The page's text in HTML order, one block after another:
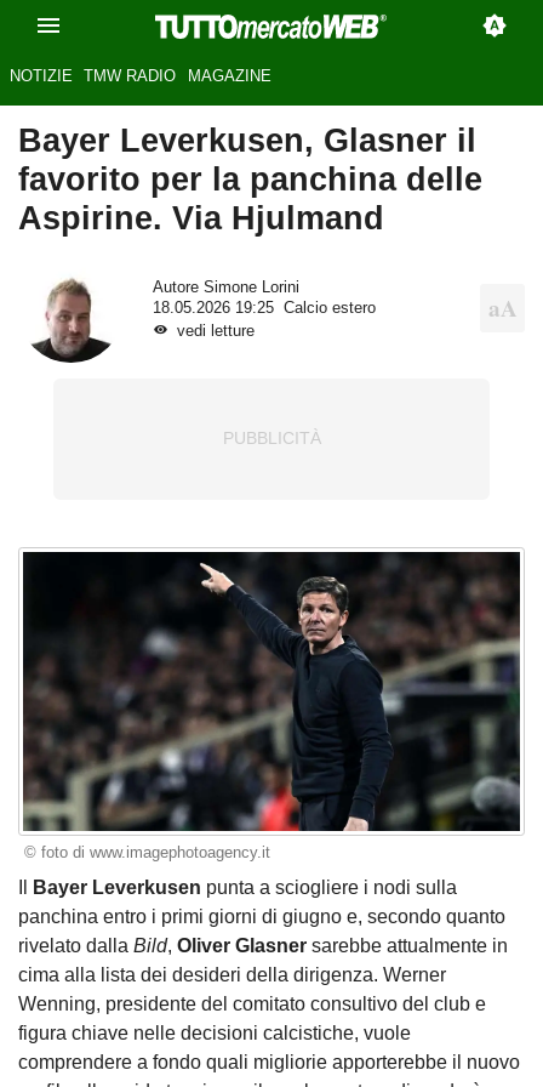
NOTIZIE TMW RADIO MAGAZINE
Bayer Leverkusen, Glasner il
favorito per la panchina delle
Aspirine. Via Hjulmand
Autore Simone Lorini
18.05.2026 19:25
Calcio estero
vedi letture
© foto di www.imagephotoagency.it
Bayer Leverkusen punta a sciogliere i nodi sulla
panchina entro i primi giorni di giugno e, secondo quanto
rivelato dalla Bild, Oliver Glasner sarebbe attualmente in
cima alla lista dei desideri della dirigenza. Werner
Wenning, presidente del comitato consultivo del club e
figura chiave nelle decisioni calcistiche, vuole
comprendere a fondo quali migliorie apporterebbe il nuovo